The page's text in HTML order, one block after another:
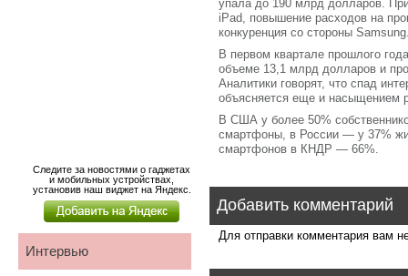
упала до 190 млрд долларов.
iPad, повышение расходов на
конкуренция со стороны
В первом квартале прошлого
объеме 13,1 млрд долларов и
Аналитики говорят, что спад
объясняется еще и насыщением
В США у более 50%
смартфоны, в России — у 37%
смартфонов в КНДР — 66%.
Добавить комментарий
Для отправки комментария вам
Следите за новостями о гаджетах
и мобильных устройствах,
установив наш виджет на Яндекс.
Интервью